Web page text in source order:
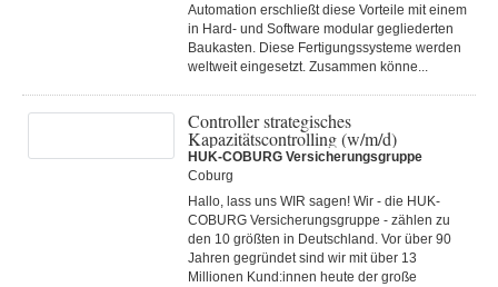
Automation erschließt diese Vorteile mit einem
in Hard- und Software modular gegliederten
Baukasten. Diese Fertigungs­systeme werden
weltweit eingesetzt. Zusammen könne...
Controller strategisches
Kapazitätscontrolling (w/m/d)
HUK-COBURG Versicherungsgruppe
Coburg
Hallo, lass uns WIR sagen! Wir - die HUK-
COBURG Versicherungsgruppe - zählen zu
den 10 größten in Deutschland. Vor über 90
Jahren gegründet sind wir mit über 13
Millionen Kund:innen heute der große